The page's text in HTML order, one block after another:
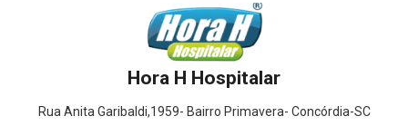
Hora H Hospitalar
Rua Anita Garibaldi,1959- Bairro Primavera- Concórdia-SC